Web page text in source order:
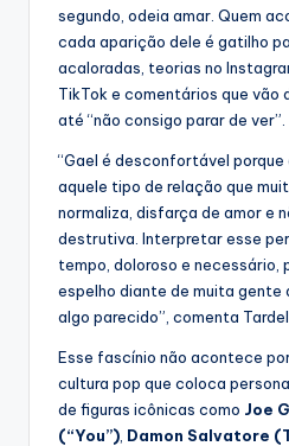
segundo, odeia amar. Quem
cada aparição dele é gatilho
acaloradas, teorias no
TikTok e comentários que vão
até “não consigo parar de ver”.
“Gael é desconfortável porque
aquele tipo de relação que
normaliza, disfarça de amor e
destrutiva. Interpretar esse
tempo, doloroso e necessário,
espelho diante de muita gente
algo parecido”, comenta
Esse fascínio não acontece
cultura pop que coloca
de figuras icônicas como Joe
(“You”) Damon Salvatore